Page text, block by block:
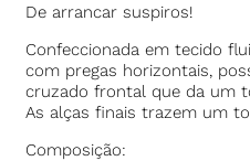
De arrancar suspiros!
Confeccionada em tecido
com pregas horizontais,
cruzado frontal que da um
As alças finais trazem um
Composição: